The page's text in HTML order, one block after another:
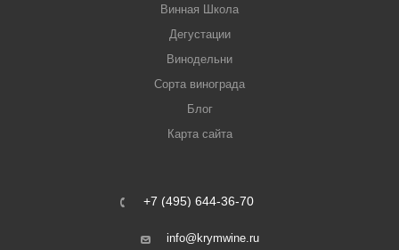
Винная Школа
Дегустации
Винодельни
Сорта винограда
Блог
Карта сайта
+7 (495) 644-36-70
info@krymwine.ru